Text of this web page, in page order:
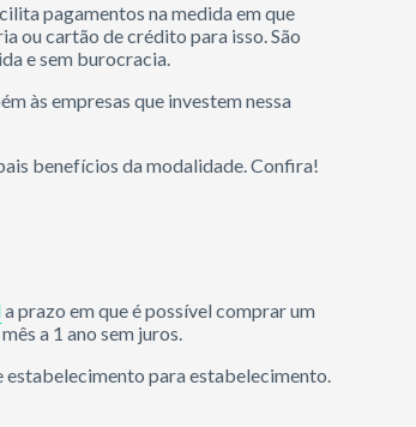
pagamentos na medida em que
ou cartão de crédito para isso. São
e sem burocracia.
às empresas que investem nessa
benefícios da modalidade. Confira!
a prazo em que é possível comprar um
a 1 ano sem juros.
estabelecimento para estabelecimento.